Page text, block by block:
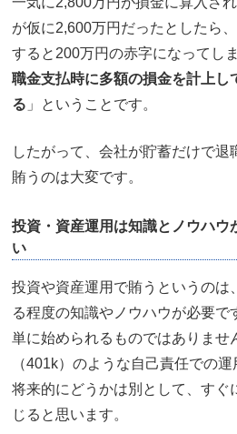
が仮に2,600万円だったとしたら
すると200万円の赤字になってし
職金支払時に多額の損金を計上し
る 」ということです。
したがって、会社が貯蓄だけで
賄うのは大変です。
投資・資産運用は知識とノウハウ
い
投資や資産運用で賄うというのは
る程度の知識やノウハウが必要で
単に始められるものではありませ
（401k）のような自己責任での
将来的にどうかは別として、すぐ
じると思います。